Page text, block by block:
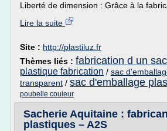
Liberté de dimension : Grâce à la
Lire la suite
Site : http://plastiluz.fr
Thèmes liés : fabrication d un
plastique fabrication / sac
transparent / sac d'emballage
poubelle couleur
Sacherie Aquitaine :
plastiques – A2S